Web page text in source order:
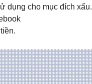
dụng cho mục đích xấu.